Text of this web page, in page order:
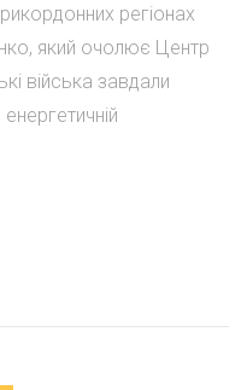
регіонах
який очолює Центр
війська завдали